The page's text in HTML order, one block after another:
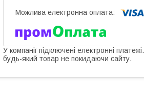
У компанії підключені електронні
будь-який товар не покидаючи сайту.